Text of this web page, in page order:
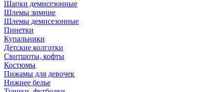
Шапки демисезонные
Шлемы зимние
Шлемы демисезонные
Пинетки
Купальники
Детские колготки
Свитшоты, кофты
Костюмы
Пижамы для девочек
Нижнее белье